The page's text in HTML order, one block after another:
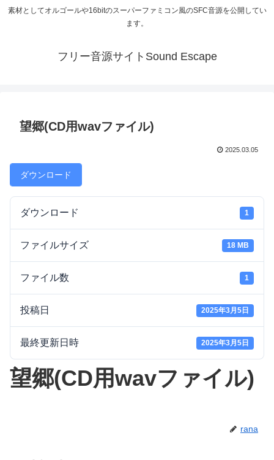
素材としてオルゴールや16bitのスーパーファミコン風のSFC音源を公開してい
ます。
フリー音源サイトSound Escape
望郷(CD用wavファイル)
2025.03.05
ダウンロード
ダウンロード 1
ファイルサイズ 18 MB
ファイル数 1
投稿日 2025年3月5日
最終更新日時 2025年3月5日
望郷(CD用wavファイル)
rana